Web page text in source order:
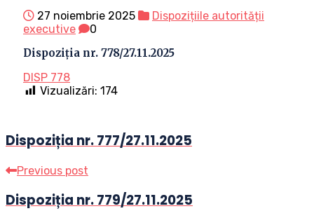
27 noiembrie 2025
Dispozițiile autorității
executive
0
Dispoziția nr. 778/27.11.2025
DISP 778
Vizualizări: 174
Dispoziția nr. 777/27.11.2025
Previous post
Dispoziția nr. 779/27.11.2025